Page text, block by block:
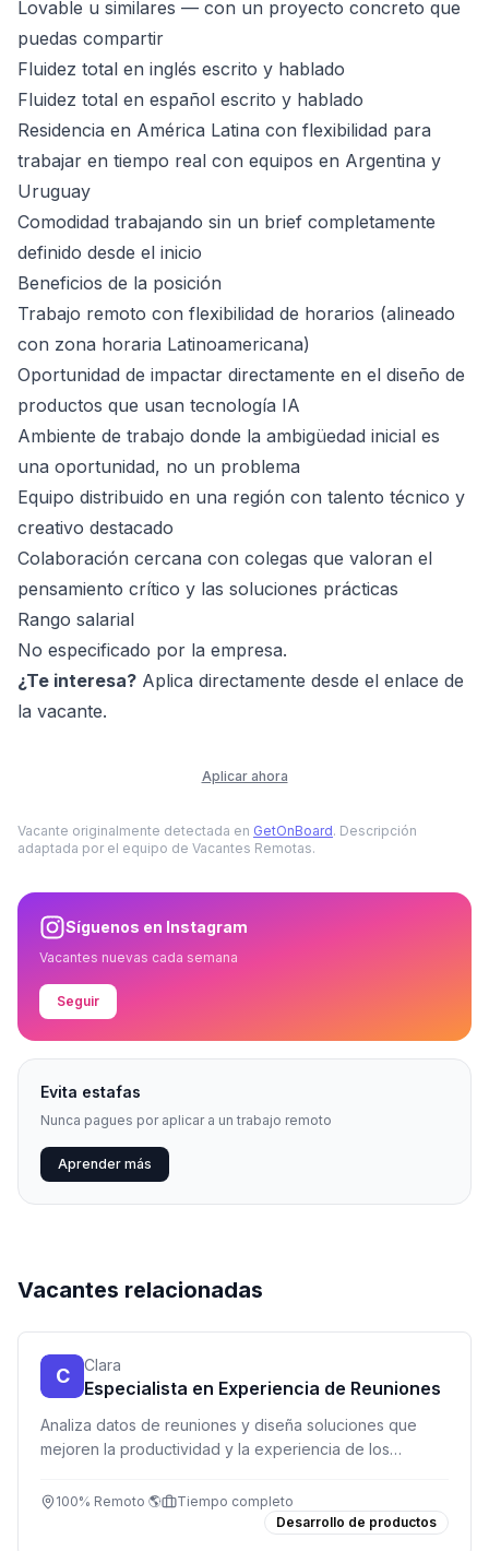
Lovable u similares — con un proyecto concreto que
puedas compartir
Fluidez total en inglés escrito y hablado
Fluidez total en español escrito y hablado
Residencia en América Latina con flexibilidad para
trabajar en tiempo real con equipos en Argentina y
Uruguay
Comodidad trabajando sin un brief completamente
definido desde el inicio
Beneficios de la posición
Trabajo remoto con flexibilidad de horarios (alineado
con zona horaria Latinoamericana)
Oportunidad de impactar directamente en el diseño de
productos que usan tecnología IA
Ambiente de trabajo donde la ambigüedad inicial es
una oportunidad, no un problema
Equipo distribuido en una región con talento técnico y
creativo destacado
Colaboración cercana con colegas que valoran el
pensamiento crítico y las soluciones prácticas
Rango salarial
No especificado por la empresa.
¿Te interesa? Aplica directamente desde el enlace de
la vacante.
Aplicar ahora
Vacante originalmente detectada en GetOnBoard. Descripción
adaptada por el equipo de Vacantes Remotas.
Síguenos en Instagram
Vacantes nuevas cada semana
Seguir
Evita estafas
Nunca pagues por aplicar a un trabajo remoto
Aprender más
Vacantes relacionadas
C Clara
Especialista en Experiencia de Reuniones
Analiza datos de reuniones y diseña soluciones que
mejoren la productividad y la experiencia de los
100% Remoto 🌎
Tiempo completo
Desarrollo de productos